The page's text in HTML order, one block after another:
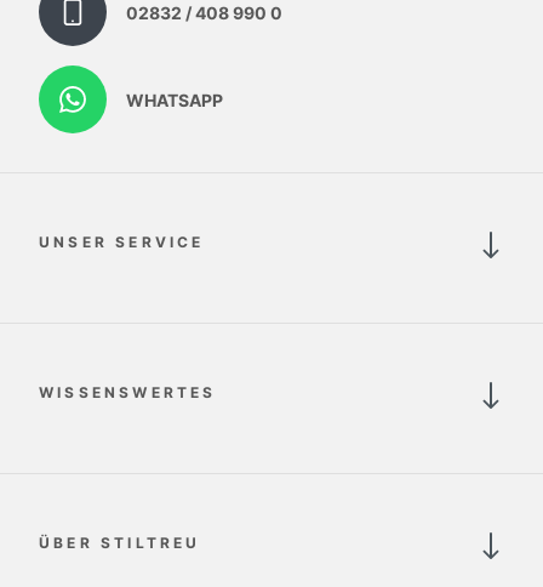
02832 / 408 990 0
WHATSAPP
UNSER SERVICE
WISSENSWERTES
ÜBER STILTREU